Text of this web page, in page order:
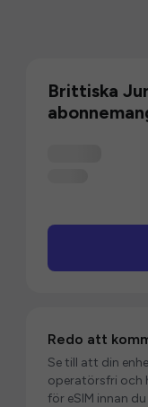
Brittiska
Redo att
Se till att din
operatörsfri och
för eSIM innan